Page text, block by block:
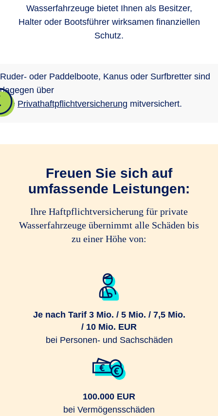
Wasserfahrzeuge bietet Ihnen als Besitzer,
Halter oder Bootsführer wirksamen finanziellen
Schutz.
Ruder- oder Paddelboote, Kanus oder Surfbretter sind
dagegen über
Ihre Privathaftpflichtversicherung mitversichert.
Freuen Sie sich auf
umfassende Leistungen:
Ihre Haftpflichtversicherung für private
Wasserfahrzeuge übernimmt alle Schäden bis
zu einer Höhe von:
Je nach Tarif 3 Mio. / 5 Mio. / 7,5 Mio.
/ 10 Mio. EUR
bei Personen- und Sachschäden
100.000 EUR
bei Vermögensschäden